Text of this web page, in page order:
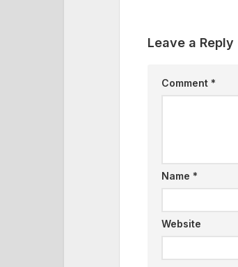
Leave a Reply
Comment *
Name *
Website